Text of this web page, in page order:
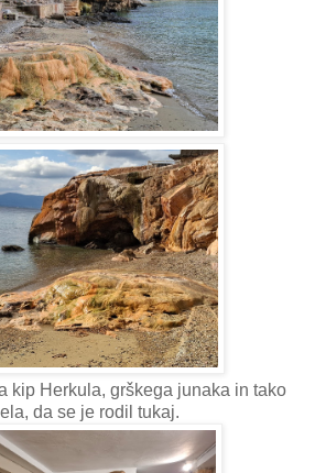
kip Herkula, grškega junaka in tako
da se je rodil tukaj.